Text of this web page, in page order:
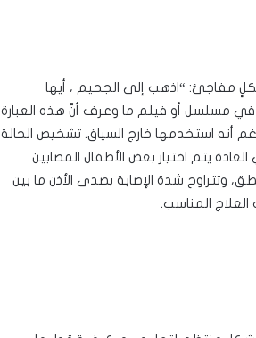
مفاجئ: “اذهب إلى الجحيم ، أيها
مسلسل أو فيلم ما وعرف أنّ هذه العبارة
أنه استخدمها خارج السياق. تشخيص الحالة
يتم اختيار بعض الأطفال المصابين
وتتراوح شدة الإصابة بصدى الأذن ما بين
المناسب.